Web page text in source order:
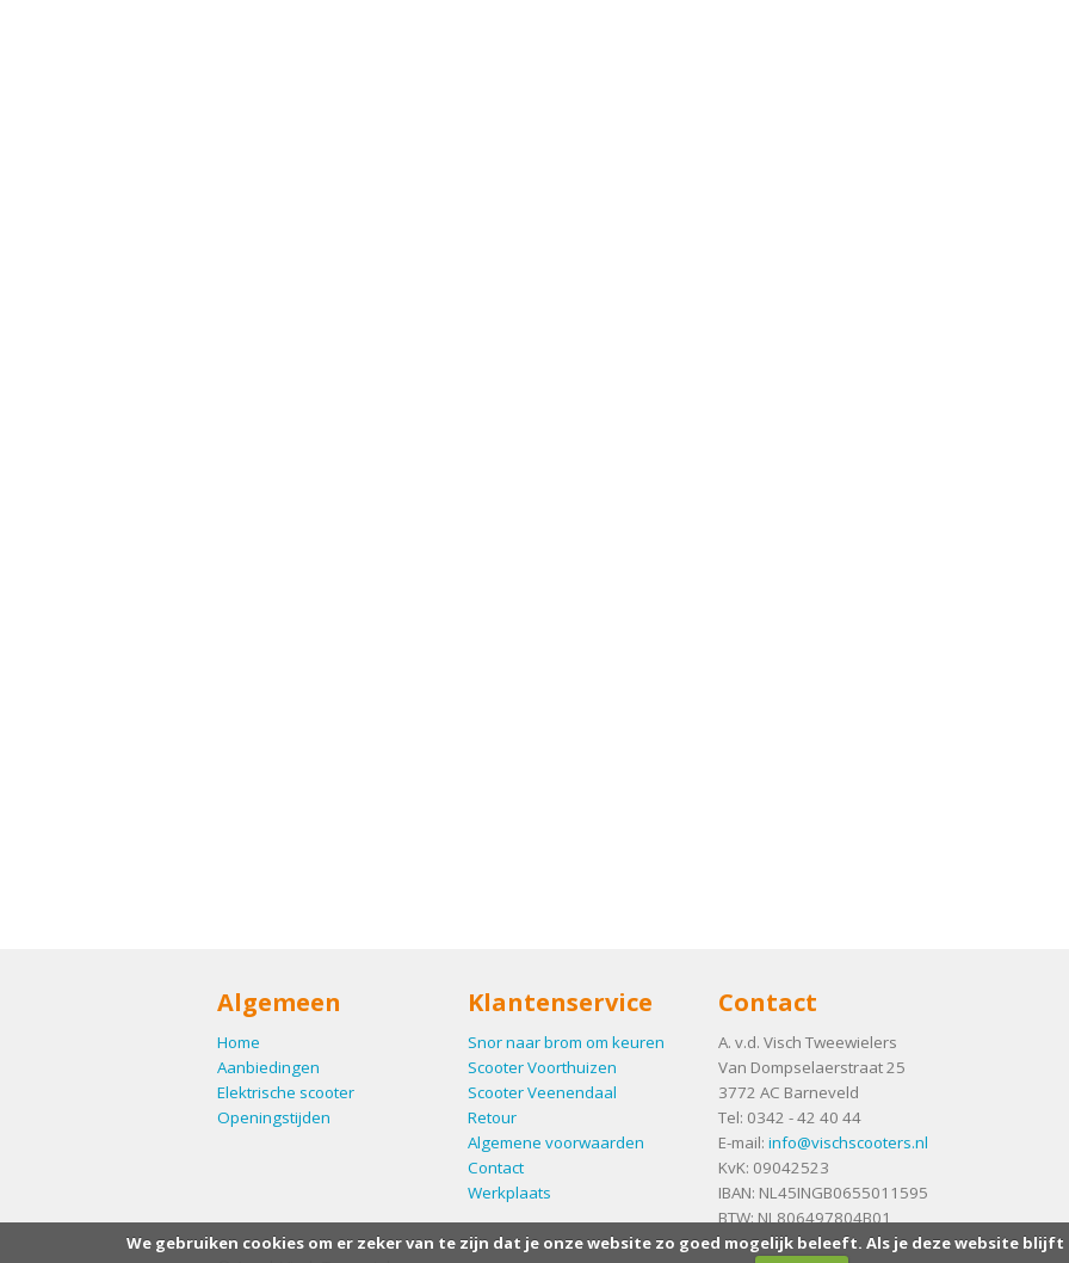
Algemeen
Home
Aanbiedingen
Elektrische scooter
Openingstijden
Klantenservice
Snor naar brom om keuren
Scooter Voorthuizen
Scooter Veenendaal
Retour
Algemene voorwaarden
Contact
Werkplaats
Contact
A. v.d. Visch Tweewielers
Van Dompselaerstraat 25
3772 AC Barneveld
Tel: 0342 - 42 40 44
E-mail: info@vischscooters.nl
KvK: 09042523
IBAN: NL45INGB0655011595
BTW: NL806497804B01
We gebruiken cookies om er zeker van te zijn dat je onze website zo goed mogelijk beleeft. Als je deze website